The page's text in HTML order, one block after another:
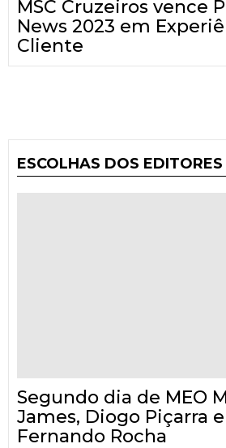
MSC Cruzeiros vence
News 2023 em
Cliente
ESCOLHAS DOS EDITORES
Segundo dia de MEO
James, Diogo Piçarra
Fernando Rocha